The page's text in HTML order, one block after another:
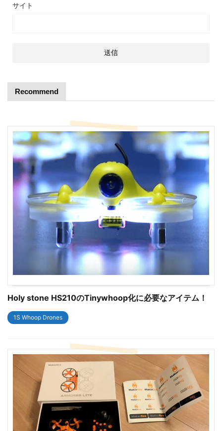
サイト
Recommend
Holy stone HS210のTinywhoop化に必要なアイテム！
1S Whoop Drones